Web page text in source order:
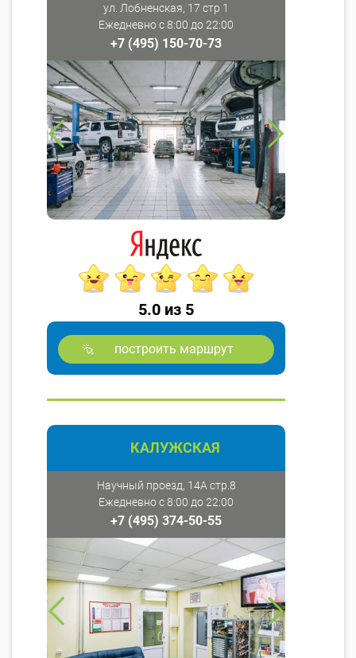
ул. Лобненская, 17 стр 1
Ежедневно с 8:00 до 22:00
+7 (495) 150-70-73
5.0 из 5
построить маршрут
КАЛУЖСКАЯ
Научный проезд, 14А стр.8
Ежедневно с 8:00 до 22:00
+7 (495) 374-50-55